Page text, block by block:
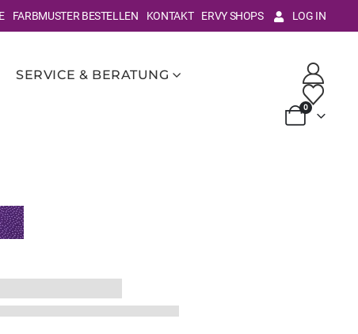
FARBMUSTER BESTELLEN KONTAKT ERVY SHOPS LOG IN
SERVICE & BERATUNG
0